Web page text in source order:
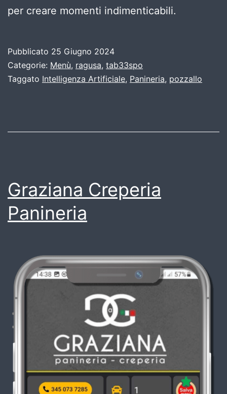
per creare momenti indimenticabili.
Pubblicato 25 Giugno 2024
Categorie: Menù, ragusa, tab33spo
Taggato Intelligenza Artificiale, Panineria, pozzallo
Graziana Creperia
Panineria